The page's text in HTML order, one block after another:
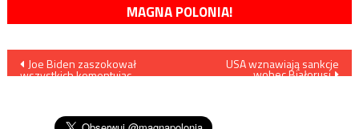
MAGNA POLONIA!
Nawigacja
Joe Biden zaszokował
wszystkich komentując
USA wznawiają sankcje
wobec Białorusi